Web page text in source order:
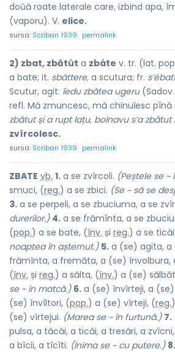
doŭă roate laterale care, izbind apa,
(vaporu). V. elice.
sursa: Scriban 1939 permalink
2) zbat, zbătút a zbáte v. tr. (lat.
a bate; it. sbáttere, a scutura; fr.
Scutur, agit: ĭedu zbătea ugeru(Sadov.
refl. Mă zmuncesc, mă chinuĭesc pînă
zbătut și a rupt lațu, bolnavu s’a zbătut
zvîrcolesc.
sursa: Scriban 1939 permalink
ZBATE vb. 1. a se zvîrcoli. (Peștele se ~
smuci, (reg.) a se zbici. (Se ~ să se
3. a se perpeli, a se zbuciuma, a se
durerilor.) 4. a se frămînta, a se
(pop.) a se bate, (înv. și reg.) a se ticăi.
noaptea în așternut.) 5. a (se) agita,
frămînta, a fremăta, a (se) învolbura,
(înv. și reg.) a sălta, (înv.) a (se)
se ~ în matcă.) 6. a (se) învîrteji, a
(se) învîltori, (pop.) a (se) vîrteji, (reg.
(se) vîrtejui. (Marea se ~ în furtună.) 7.
pulsa, a tăcăi, a ticăi, a tresări, a
a bîcii, a tîcîti. (Inima se ~ cu putere.) 8.